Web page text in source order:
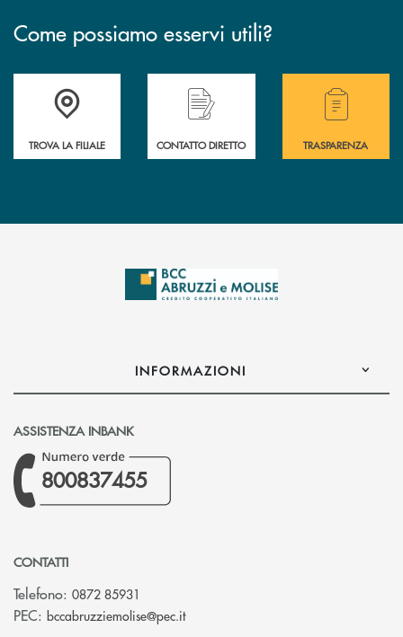
Come possiamo esservi utili?
Accedi all' elenco completo delle filiali .
TROVA LA FILIALE CONTATTO DIRETTO
Hai bisogno di
TRASPARENZA
INFORMAZIONI
ASSISTENZA INBANK
800837455
CONTATTI
Telefono: 0872 85931
PEC: bccabruzziemolise@pec.it(si apre l’app di posta elettronica)